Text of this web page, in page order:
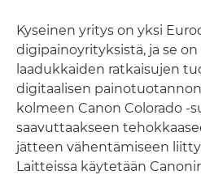
Kyseinen yritys on yksi
digipainoyrityksistä, ja se
laadukkaiden ratkaisujen
digitaalisen
kolmeen Canon Colorado -
saavuttaakseen
jätteen vähentämiseen
Laitteissa käytetään